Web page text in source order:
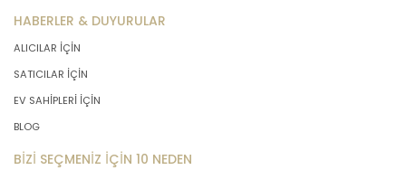
HABERLER & DUYURULAR
ALICILAR İÇİN
SATICILAR İÇİN
EV SAHİPLERİ İÇİN
BLOG
BİZİ SEÇMENİZ İÇİN 10 NEDEN